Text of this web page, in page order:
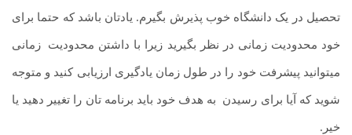
تحصیل در یک دانشگاه خوب پذیرش بگیرم. یادتان باشد که حتما برای
خود محدودیت زمانی در نظر بگیرید زیرا با داشتن محدودیت زمانی
می­توانید پیشرفت خود را در طول زمان یادگیری ارزیابی کنید و متوجه
شوید که آیا برای رسیدن به هدف خود باید برنامه تان را تغییر دهید یا
خیر.